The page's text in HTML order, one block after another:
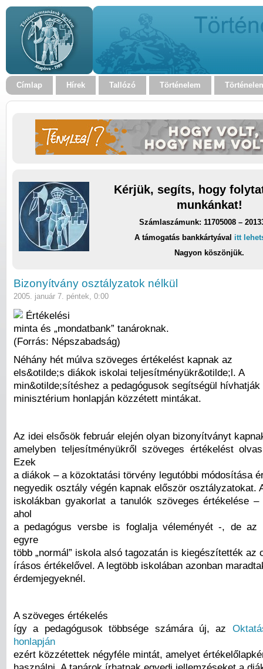
Címlap Hírek Tallózó Történelem
Kérjük, segíts, hogy
munkánkat!
Számlaszámunk: 11705008 –
A támogatás bankkártyával itt
Nagyon köszönjük.
Bizonyítvány osztályzatok nélkül
2005. január 7. péntek, 0:00
Értékelési
minta és „mondatbank” tanároknak.
(Forrás: Népszabadság)
Néhány hét múlva szöveges értékelést kapnak az
els&otilde;s diákok iskolai teljesítményükr&otilde;l. A
min&otilde;sítéshez a pedagógusok segítségül hívhatják
minisztérium honlapján közzétett mintákat.
Az idei elsősök február elején olyan bizonyítványt
amelyben teljesítményükről szöveges értékelést
Ezek
a diákok – a közoktatási törvény legutóbbi módosítása
negyedik osztály végén kapnak először osztályzatokat.
iskolákban gyakorlat a tanulók szöveges értékelése –
ahol
a pedagógus versbe is foglalja véleményét -, de az
egyre
több „normál” iskola alsó tagozatán is kiegészítették az
írásos értékelővel. A legtöbb iskolában azonban
érdemjegyeknél.
A szöveges értékelés
így a pedagógusok többsége számára új, az
honlapján
ezért közzétettek négyféle mintát, amelyet